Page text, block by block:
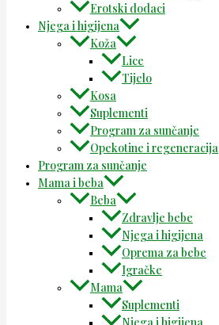
Erotski dodaci
Njega i higijena
Koža
Lice
Tijelo
Kosa
Suplementi
Program za sunčanje
Opekotine i regeneracija
Program za sunčanje
Mama i beba
Beba
Zdravlje bebe
Njega i higijena
Oprema za bebe
Igračke
Mama
Suplementi